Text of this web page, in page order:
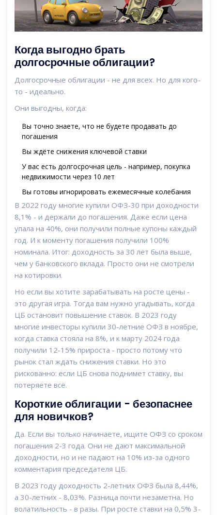
Когда выгодно брать
долгосрочные облигации?
Долгосрочные облигации - не для всех. Но для кого-
то - идеально.
Они выгодны, когда:
Вы точно знаете, что не будете продавать до
погашения
Вы ждёте снижения ключевой ставки
У вас есть долгосрочная цель - например, покупка
недвижимости через 10 лет
Вы готовы игнорировать ежемесячные колебания
В 2022 году многие купили ОФЗ-30 при доходности
8,1% - и держали до погашения. Даже если цена
упала на 40%, они получили полные купоны каждый
год. И к моменту погашения получили 100%
номинала. Итог: доходность за 30 лет была выше,
чем у банковского вклада. Просто они не смотрели
на котировки.
Но если вы хотите зарабатывать на росте цены -
это другая игра. Тогда вам нужно угадывать, когда
ЦБ остановит повышение ставок. В 2023 году
многие инвесторы купили 30-летние ОФЗ в ноябре,
когда ставка стояла на 8%, и к марту 2024 года
получили 12-15% прироста - просто потому что
рынок стал ждать снижения ставки. Но это
рискованно: если ЦБ снова поднимет ставку, вы
потеряете всё.
Короткие облигации - безопаснее
для новичков?
Да. Если вы только начинаете, ищите ОФЗ со сроком
погашения 2-3 года. Они не дают максимальной
доходности, но и не падают на 10% из-за одного
комментария председателя ЦБ.
В 2023 году доходность 2-летних ОФЗ была 8,44%,
а 30-летних - 8,03%. Разница почти незаметна. Но
волатильность - в разы. При росте ставки на 0,5% 3-